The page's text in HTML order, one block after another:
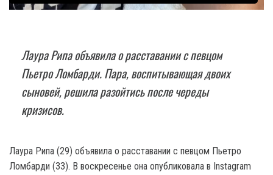
Лаура Рипа объявила о расставании с певцом
Пьетро Ломбарди. Пара, воспитывающая двоих
сыновей, решила разойтись после череды
кризисов.
Лаура Рипа (29) объявила о расставании с певцом Пьетро
Ломбарди (33). В воскресенье она опубликовала в Instagram